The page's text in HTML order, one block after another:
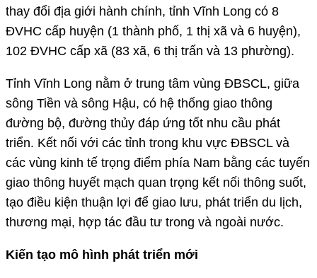
thay đổi địa giới hành chính, tỉnh Vĩnh Long có 8
ĐVHC cấp huyện (1 thành phố, 1 thị xã và 6 huyện),
102 ĐVHC cấp xã (83 xã, 6 thị trấn và 13 phường).
Tỉnh Vĩnh Long nằm ở trung tâm vùng ĐBSCL, giữa
sông Tiền và sông Hậu, có hệ thống giao thông
đường bộ, đường thủy đáp ứng tốt nhu cầu phát
triển. Kết nối với các tỉnh trong khu vực ĐBSCL và
các vùng kinh tế trọng điểm phía Nam bằng các tuyến
giao thông huyết mạch quan trọng kết nối thông suốt,
tạo điều kiện thuận lợi để giao lưu, phát triển du lịch,
thương mại, hợp tác đầu tư trong và ngoài nước.
Kiến tạo mô hình phát triển mới